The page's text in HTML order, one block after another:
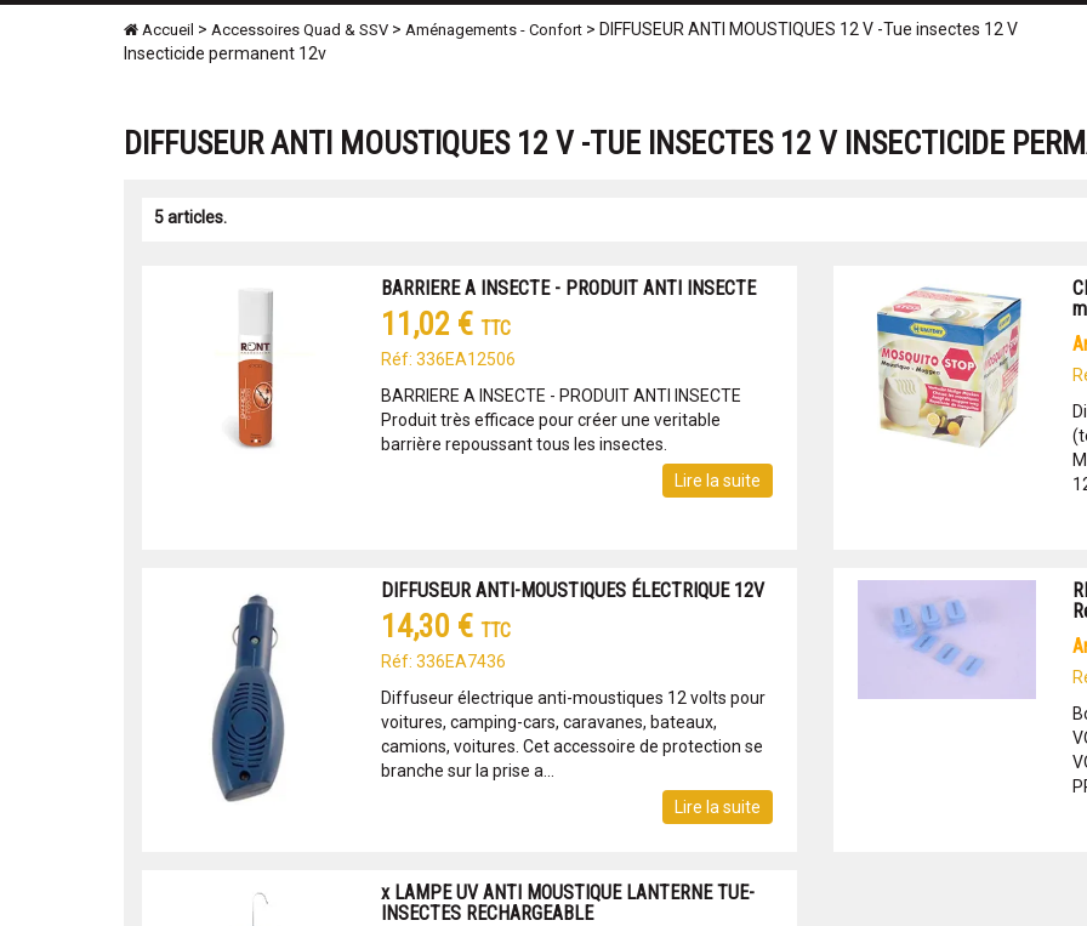
Accueil > Accessoires Quad & SSV > Aménagements - Confort > DIFFUSEUR ANTI MOUSTIQUES 12 V -Tue insectes 12 V
Insecticide permanent 12v
DIFFUSEUR ANTI MOUSTIQUES 12 V -TUE INSECTES 12 V INSECTICIDE
5 articles.
BARRIERE A INSECTE - PRODUIT ANTI INSECTE
11,02 € TTC
Réf: 336EA12506
BARRIERE A INSECTE - PRODUIT ANTI INSECTE
Produit très efficace pour créer une veritable
barrière repoussant tous les insectes.
Lire la suite
DIFFUSEUR ANTI-MOUSTIQUES ÉLECTRIQUE 12V
14,30 € TTC
Réf: 336EA7436
Diffuseur électrique anti-moustiques 12 volts pour
voitures, camping-cars, caravanes, bateaux,
camions, voitures. Cet accessoire de protection se
branche sur la prise a...
Lire la suite
x LAMPE UV ANTI MOUSTIQUE LANTERNE TUE-
INSECTES RECHARGEABLE